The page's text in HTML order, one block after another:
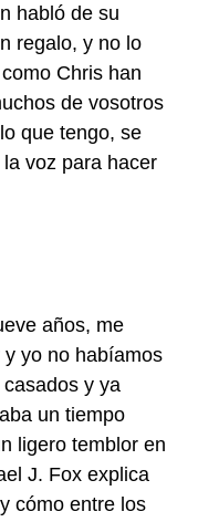
habló de su
regalo, y no lo
Chris han
de vosotros
que tengo, se
voz para hacer
años, me
yo no habíamos
y ya
un tiempo
ligero temblor en
J. Fox explica
y cómo entre los